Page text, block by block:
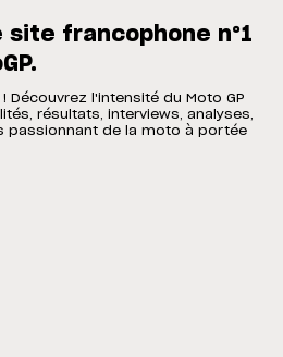
francophone n°1
Découvrez l'intensité du Moto GP
résultats, interviews, analyses,
passionnant de la moto à portée